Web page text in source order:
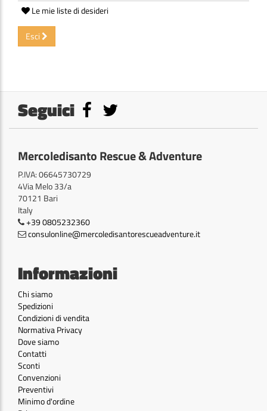
Le mie liste di desideri
Esci
Seguici
Mercoledisanto Rescue & Adventure
P.IVA: 06645730729
4Via Melo 33/a
70121 Bari
Italy
+39 0805232360
consulonline@mercoledisantorescueadventure.it
Informazioni
Chi siamo
Spedizioni
Condizioni di vendita
Normativa Privacy
Dove siamo
Contatti
Sconti
Convenzioni
Preventivi
Minimo d'ordine